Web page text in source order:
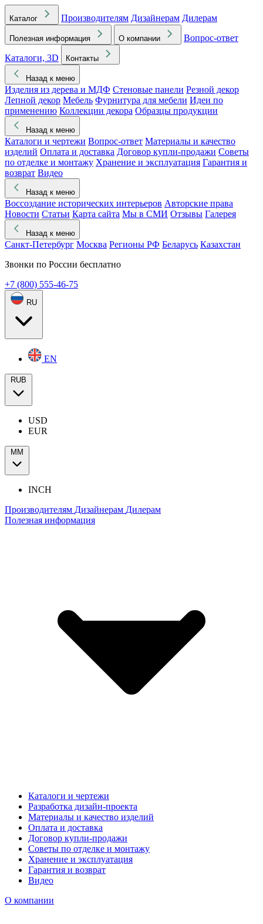
Каталог Производителям Дизайнерам Дилерам
Полезная информация О компании
Вопрос-ответ
Каталоги, 3D
Контакты
Назад к меню
Изделия из дерева и МДФ Стеновые панели Резной декор
Лепной декор Мебель Фурнитура для мебели Идеи по
применению Коллекции декора Образцы продукции
Назад к меню
Каталоги и чертежи Вопрос-ответ Материалы и качество
изделий Оплата и доставка Договор купли-продажи Советы
по отделке и монтажу Хранение и эксплуатация Гарантия и
возврат Видео
Назад к меню
Воссоздание исторических интерьеров Авторские права
Новости Статьи Карта сайта Мы в СМИ Отзывы Галерея
Назад к меню
Санкт-Петербург Москва Регионы РФ Беларусь Казахстан
Звонки по России бесплатно
+7 (800) 555-46-75
RU
EN
RUB
USD
EUR
ММ
INCH
Производителям Дизайнерам Дилерам
Полезная информация
Каталоги и чертежи
Разработка дизайн-проекта
Материалы и качество изделий
Оплата и доставка
Договор купли-продажи
Советы по отделке и монтажу
Хранение и эксплуатация
Гарантия и возврат
Видео
О компании